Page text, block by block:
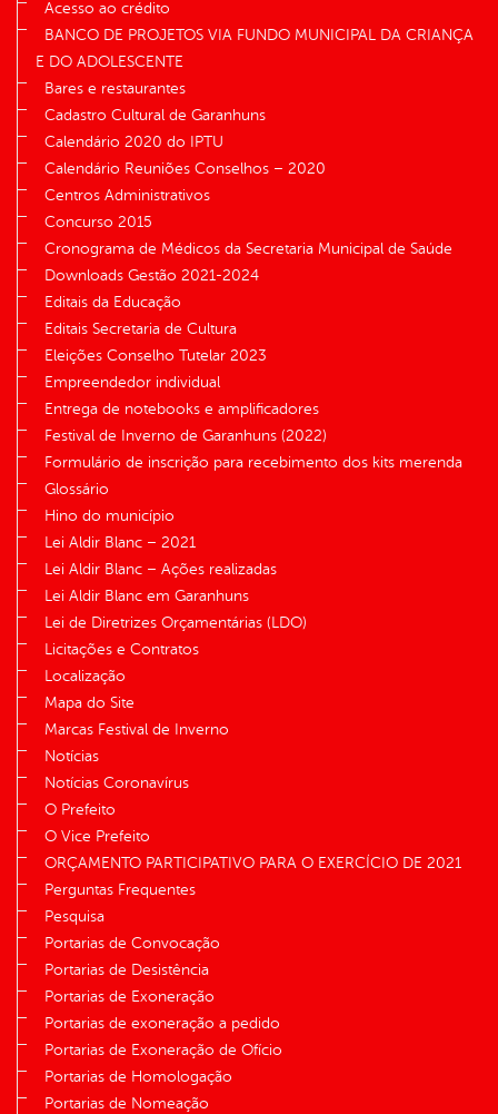
Acesso ao crédito
BANCO DE PROJETOS VIA FUNDO MUNICIPAL DA CRIANÇA
E DO ADOLESCENTE
Bares e restaurantes
Cadastro Cultural de Garanhuns
Calendário 2020 do IPTU
Calendário Reuniões Conselhos – 2020
Centros Administrativos
Concurso 2015
Cronograma de Médicos da Secretaria Municipal de Saúde
Downloads Gestão 2021-2024
Editais da Educação
Editais Secretaria de Cultura
Eleições Conselho Tutelar 2023
Empreendedor individual
Entrega de notebooks e amplificadores
Festival de Inverno de Garanhuns (2022)
Formulário de inscrição para recebimento dos kits merenda
Glossário
Hino do município
Lei Aldir Blanc – 2021
Lei Aldir Blanc – Ações realizadas
Lei Aldir Blanc em Garanhuns
Lei de Diretrizes Orçamentárias (LDO)
Licitações e Contratos
Localização
Mapa do Site
Marcas Festival de Inverno
Notícias
Notícias Coronavírus
O Prefeito
O Vice Prefeito
ORÇAMENTO PARTICIPATIVO PARA O EXERCÍCIO DE 2021
Perguntas Frequentes
Pesquisa
Portarias de Convocação
Portarias de Desistência
Portarias de Exoneração
Portarias de exoneração a pedido
Portarias de Exoneração de Ofício
Portarias de Homologação
Portarias de Nomeação